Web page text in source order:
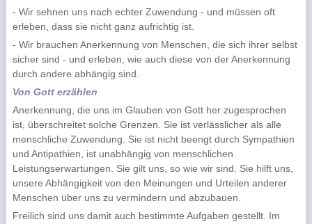
- Wir sehnen uns nach echter Zuwendung - und müssen oft
erleben, dass sie nicht ganz aufrichtig ist.
- Wir brauchen Anerkennung von Menschen, die sich ihrer selbst
sicher sind - und erleben, wie auch diese von der Anerkennung
durch andere abhängig sind.
Von Gott erzählen
Anerkennung, die uns im Glauben von Gott her zugesprochen
ist, überschreitet solche Grenzen. Sie ist verlässlicher als alle
menschliche Zuwendung. Sie ist nicht beengt durch Sympathien
und Antipathien, ist unabhängig von menschlichen
Leistungserwartungen. Sie gilt uns, so wie wir sind. Sie hilft uns,
unsere Abhängigkeit von den Meinungen und Urteilen anderer
Menschen über uns zu vermindern und abzubauen.
Freilich sind uns damit auch bestimmte Aufgaben gestellt. Im